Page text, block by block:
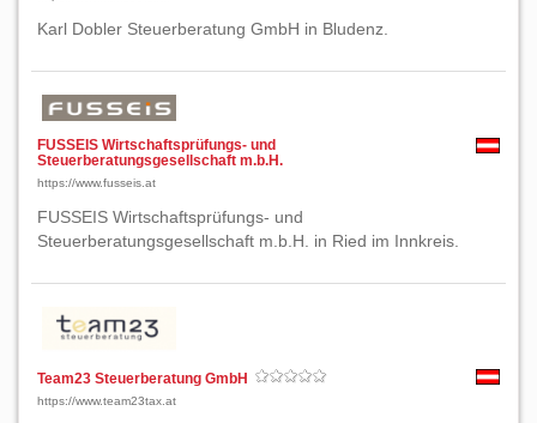
Karl Dobler Steuerberatung GmbH in Bludenz.
FUSSEIS Wirtschaftsprüfungs- und
Steuerberatungsgesellschaft m.b.H.
https://www.fusseis.at
FUSSEIS Wirtschaftsprüfungs- und
Steuerberatungsgesellschaft m.b.H. in Ried im Innkreis.
Team23 Steuerberatung GmbH
https://www.team23tax.at